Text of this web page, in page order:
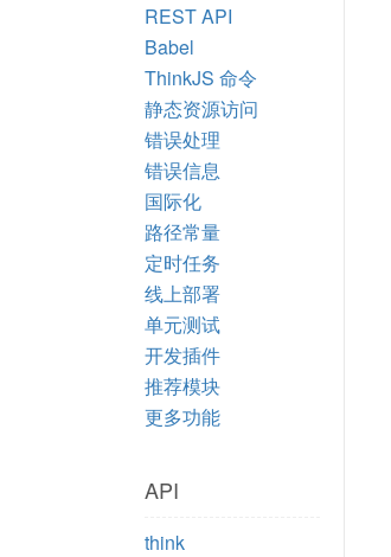
REST API
Babel
ThinkJS 命令
静态资源访问
错误处理
错误信息
国际化
路径常量
定时任务
线上部署
单元测试
开发插件
推荐模块
更多功能
API
think